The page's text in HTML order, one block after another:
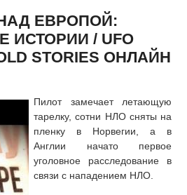
ЕВРОПОЙ:
ИСТОРИИ / UFO
STORIES ОНЛАЙН
Пилот замечает летающую
тарелку, сотни НЛО сняты на
пленку в Норвегии, а в
Англии начато первое
уголовное расследование в
связи с нападением НЛО.